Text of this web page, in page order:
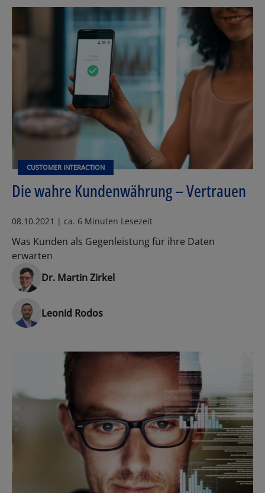
CUSTOMER INTERACTION
Die wahre Kundenwährung – Vertrauen
08.10.2021 | ca. 6 Minuten Lesezeit
Was Kunden als Gegenleistung für ihre Daten
erwarten
Dr. Martin Zirkel
Leonid Rodos